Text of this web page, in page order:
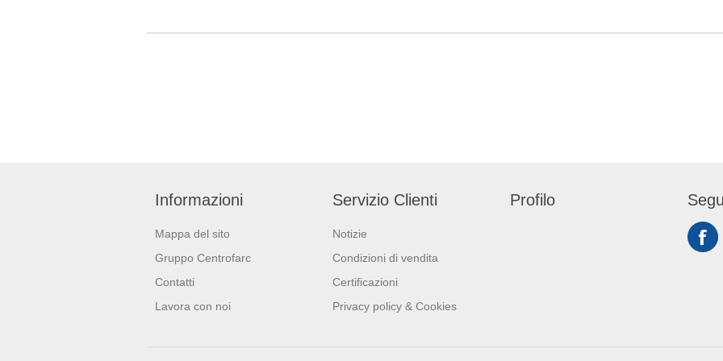
Informazioni
Mappa del sito
Gruppo Centrofarc
Contatti
Lavora con noi
Servizio Clienti
Notizie
Condizioni di vendita
Certificazioni
Privacy policy & Cookies
Profilo